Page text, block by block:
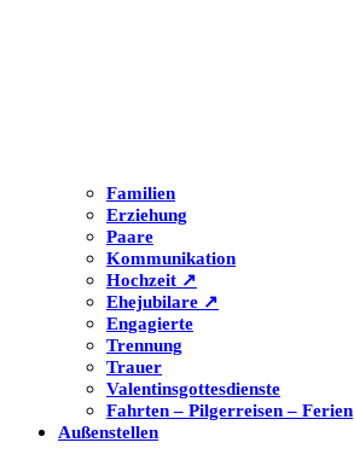
Familien
Erziehung
Paare
Kommunikation
Hochzeit ↗
Ehejubilare ↗
Engagierte
Trennung
Trauer
Valentinsgottesdienste
Fahrten – Pilgerreisen – Ferien
Außenstellen